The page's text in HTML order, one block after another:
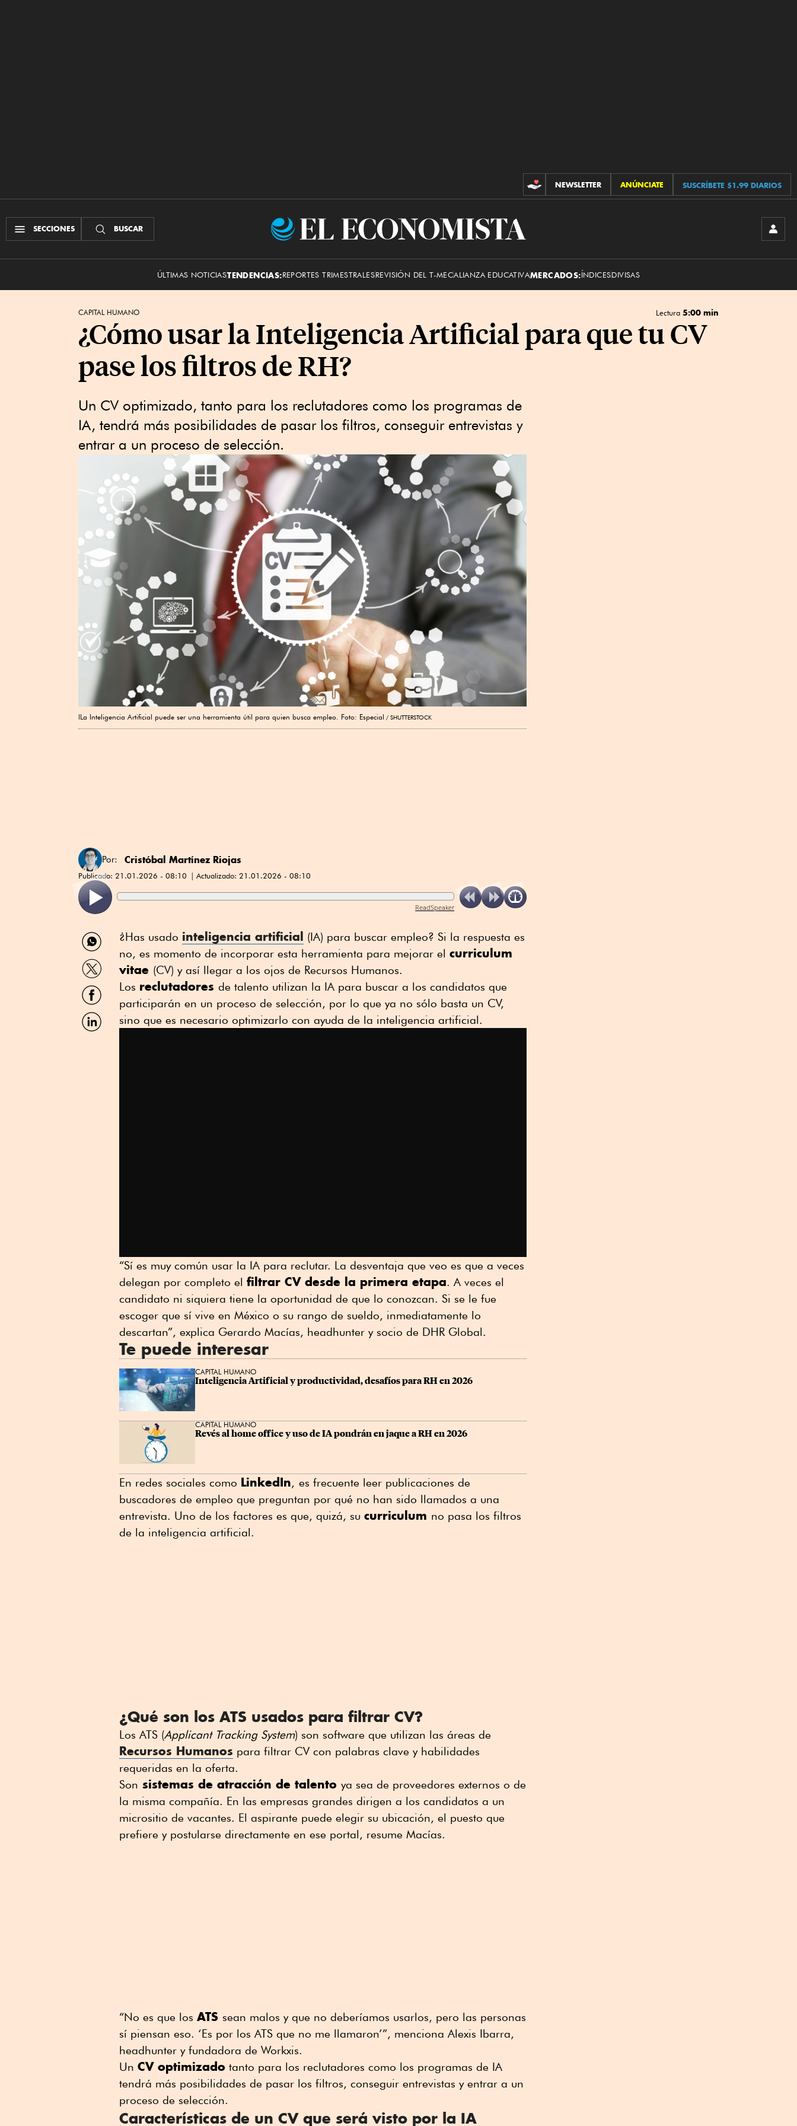
CONTRIBUCIONES
NEWSLETTER ANÚNCIATE SUSCRÍBETE $1.99 DIARIOS
SECCIONES BUSCAR
El
ÚLTIMAS NOTICIASTENDENCIAS:REPORTES TRIMESTRALESREVISIÓN DEL T-MECALIANZA EDUCATIVAMERCADOS:ÍNDICESDIVISAS
CAPITAL HUMANO Lectura 5:00 min
¿Cómo usar la Inteligencia Artificial para que tu CV
pase los filtros de RH?
Un CV optimizado, tanto para los reclutadores como los programas de
IA, tendrá más posibilidades de pasar los filtros, conseguir entrevistas y
entrar a un proceso de selección.
lLa Inteligencia Artificial puede ser una herramienta útil para quien busca empleo. Foto: Especial SHUTTERSTOCK
Por: Cristóbal Martínez Riojas
Publicado: 21.01.2026 - 08:10 Actualizado: 21.01.2026 - 08:10
ReadSpeaker
Compartir
por
WhatsApp
Compartir
por
Twitter
Compartir
por
Facebook
Compartir
por
¿Has usado inteligencia artificial (IA) para buscar empleo? Si la respuesta es
no, es momento de incorporar esta herramienta para mejorar el curriculum
vitae (CV) y así llegar a los ojos de Recursos Humanos.
Los reclutadores de talento utilizan la IA para buscar a los candidatos que
participarán en un proceso de selección, por lo que ya no sólo basta un CV,
sino que es necesario optimizarlo con ayuda de la inteligencia artificial.
“Sí es muy común usar la IA para reclutar. La desventaja que veo es que a veces
delegan por completo el filtrar CV desde la primera etapa. A veces el
candidato ni siquiera tiene la oportunidad de que lo conozcan. Si se le fue
escoger que sí vive en México o su rango de sueldo, inmediatamente lo
descartan”, explica Gerardo Macías, headhunter y socio de DHR Global.
Te puede interesar
CAPITAL HUMANO
Inteligencia Artificial y productividad, desafíos para RH en 2026
CAPITAL HUMANO
Revés al home office y uso de IA pondrán en jaque a RH en 2026
En redes sociales como LinkedIn, es frecuente leer publicaciones de
buscadores de empleo que preguntan por qué no han sido llamados a una
entrevista. Uno de los factores es que, quizá, su curriculum no pasa los filtros
de la inteligencia artificial.
¿Qué son los ATS usados para filtrar CV?
Los ATS (Applicant Tracking System) son software que utilizan las áreas de
Recursos Humanos para filtrar CV con palabras clave y habilidades
requeridas en la oferta.
Son sistemas de atracción de talento ya sea de proveedores externos o de
la misma compañía. En las empresas grandes dirigen a los candidatos a un
micrositio de vacantes. El aspirante puede elegir su ubicación, el puesto que
prefiere y postularse directamente en ese portal, resume Macías.
“No es que los ATS sean malos y que no deberíamos usarlos, pero las personas
sí piensan eso. ‘Es por los ATS que no me llamaron’”, menciona Alexis Ibarra,
headhunter y fundadora de Workxis.
Un CV optimizado tanto para los reclutadores como los programas de IA
tendrá más posibilidades de pasar los filtros, conseguir entrevistas y entrar a un
proceso de selección.
Características de un CV que será visto por la IA